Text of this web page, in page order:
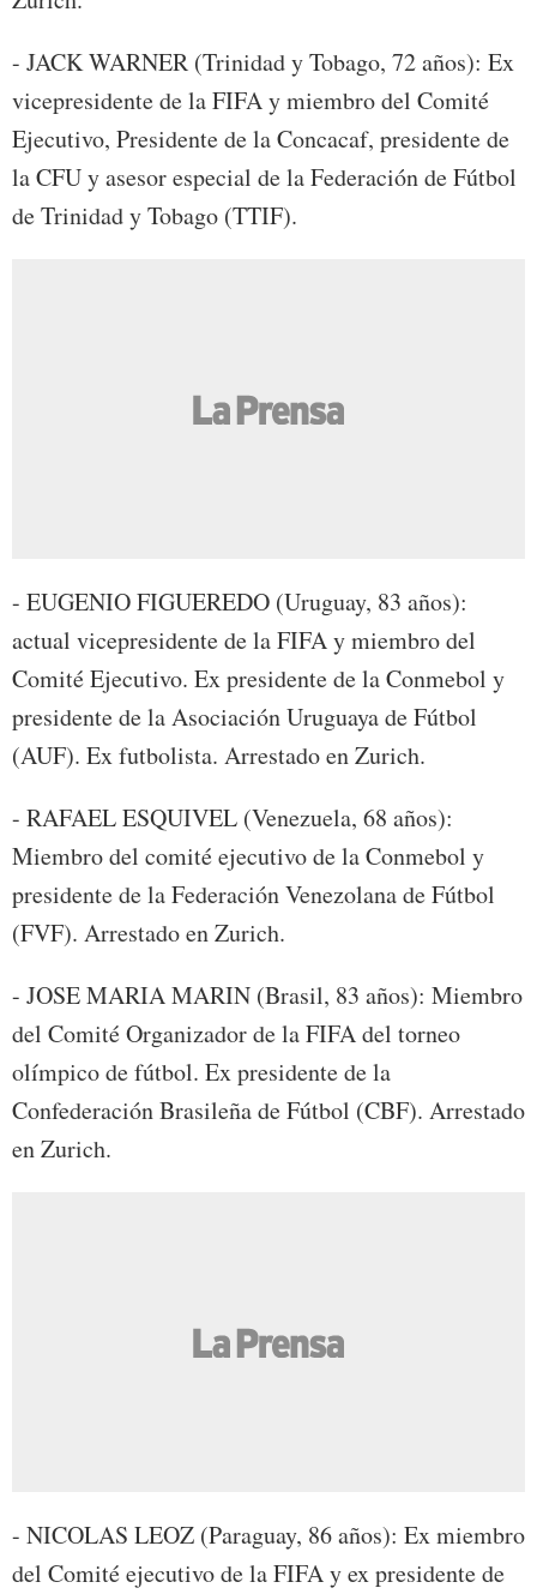
- JACK WARNER (Trinidad y Tobago, 72 años): Ex
vicepresidente de la FIFA y miembro del Comité
Ejecutivo, Presidente de la Concacaf, presidente de
la CFU y asesor especial de la Federación de Fútbol
de Trinidad y Tobago (TTIF).
- EUGENIO FIGUEREDO (Uruguay, 83 años):
actual vicepresidente de la FIFA y miembro del
Comité Ejecutivo. Ex presidente de la Conmebol y
presidente de la Asociación Uruguaya de Fútbol
(AUF). Ex futbolista. Arrestado en Zurich.
- RAFAEL ESQUIVEL (Venezuela, 68 años):
Miembro del comité ejecutivo de la Conmebol y
presidente de la Federación Venezolana de Fútbol
(FVF). Arrestado en Zurich.
- JOSE MARIA MARIN (Brasil, 83 años): Miembro
del Comité Organizador de la FIFA del torneo
olímpico de fútbol. Ex presidente de la
Confederación Brasileña de Fútbol (CBF). Arrestado
en Zurich.
- NICOLAS LEOZ (Paraguay, 86 años): Ex miembro
del Comité ejecutivo de la FIFA y ex presidente de